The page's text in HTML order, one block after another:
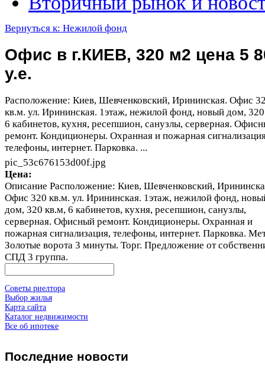
Вернуться к: Нежилой фонд
Офис в г.КИЕВ, 320 м2 цена 5
у.е.
Расположение: Киев, Шевченковский, Ирининская. Офис
кв.м. ул. Ирининская. 1этаж, нежилой фонд, новый дом,
6 кабинетов, кухня, ресепшион, санузлы, серверная.
ремонт. Кондиционеры. Охранная и пожарная
телефоны, интернет. Парковка. ...
pic_53c676153d00f.jpg
Цена:
Описание Расположение: Киев, Шевченковский,
Офис 320 кв.м. ул. Ирининская. 1этаж, нежилой фонд,
дом, 320 кв.м, 6 кабинетов, кухня, ресепшион, санузлы,
серверная. Офисный ремонт. Кондиционеры. Охранная и
пожарная сигнализация, телефоны, интернет. Парковка.
Золотые ворота 3 минуты. Торг. Предложение от
СПД 3 группа.
Советы риелтора
Выбор жилья
Карта сайта
Каталог недвижимости
Все об ипотеке
Последние новости